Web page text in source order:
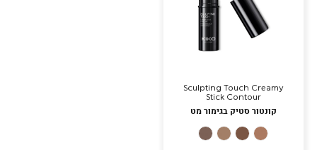
Sculpting Touch Creamy
Stick Contour
קונטור סטיק בגימור מט
203
202
200
201